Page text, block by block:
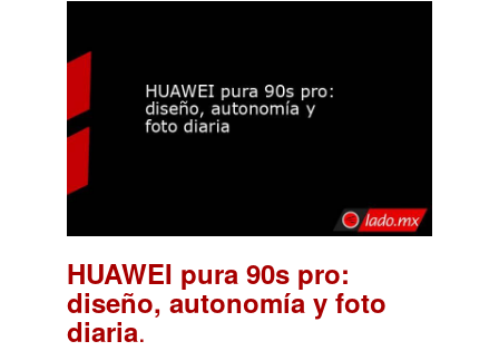
HUAWEI pura 90s pro:
diseño, autonomía y foto
diaria.